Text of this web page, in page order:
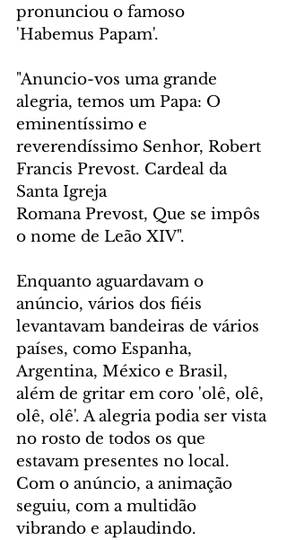
pronunciou o famoso
'Habemus Papam'.
"Anuncio-vos uma grande
alegria, temos um Papa: O
eminentíssimo e
reverendíssimo Senhor, Robert
Francis Prevost. Cardeal da
Santa Igreja
Romana Prevost, Que se impôs
o nome de Leão XIV".
Enquanto aguardavam o
anúncio, vários dos fiéis
levantavam bandeiras de vários
países, como Espanha,
Argentina, México e Brasil,
além de gritar em coro 'olê, olê,
olê, olê'. A alegria podia ser vista
no rosto de todos os que
estavam presentes no local.
Com o anúncio, a animação
seguiu, com a multidão
vibrando e aplaudindo.